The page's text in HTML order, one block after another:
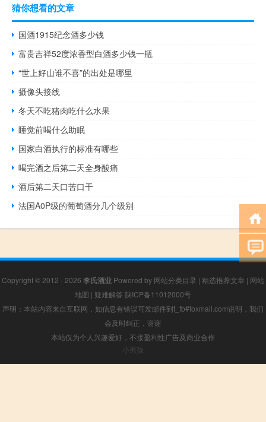
猜你想看的文章
国酒1915纪念酒多少钱
富贵吉祥52度浓香型白酒多少钱一瓶
“世上好山谁不喜”的出处是哪里
摄像头接线
冬天不吃猪肉吃什么水果
睡觉前喝什么助眠
国家白酒执行的标准有哪些
喝完酒之后第二天全身酸痛
酒后第二天口苦口干
法国A0P级的葡萄酒分几个级别
Copyright © 2012 - 2026 李氏酒业 Powered by 网站分类目录 | 精选推荐文章 | 网站
地图 | 疑难解答 陕ICP备11012000号
声明：本站内容来自互联网，如信息有错误可发邮件到f_fb#foxmail.com说明，我们
会及时纠正，谢谢
本站仅为个人兴趣爱好，不接盈利性广告及商业合作
小男孩